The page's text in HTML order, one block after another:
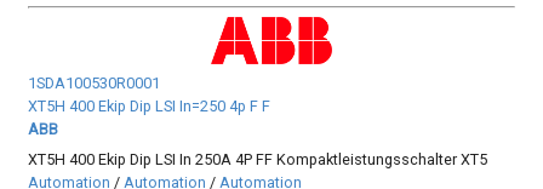
1SDA100530R0001
XT5H 400 Ekip Dip LSI In=250 4p F F
ABB
XT5H 400 Ekip Dip LSI In 250A 4P FF Kompaktleistungsschalter XT5
Automation /Automation /Automation